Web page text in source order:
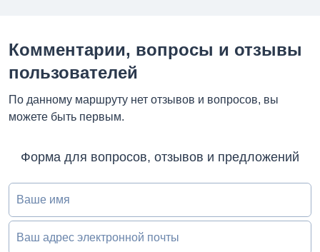
Комментарии, вопросы и отзывы
пользователей
По данному маршруту нет отзывов и вопросов, вы
можете быть первым.
Форма для вопросов, отзывов и предложений
Ваше имя
Ваш адрес электронной почты